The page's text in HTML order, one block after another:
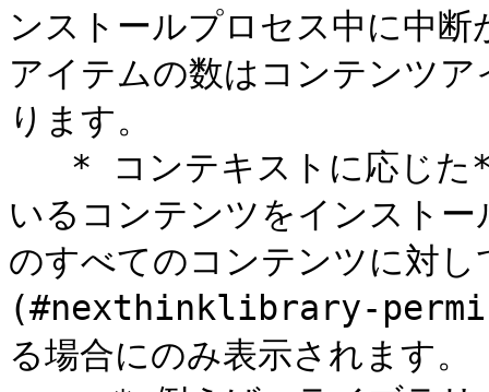
ンストールプロセス中に中
アイテムの数はコンテンツ
ります。
いるコンテンツをインスト
のすべてのコンテンツに対
(#nexthinklibrary-
る場合にのみ表示されます。